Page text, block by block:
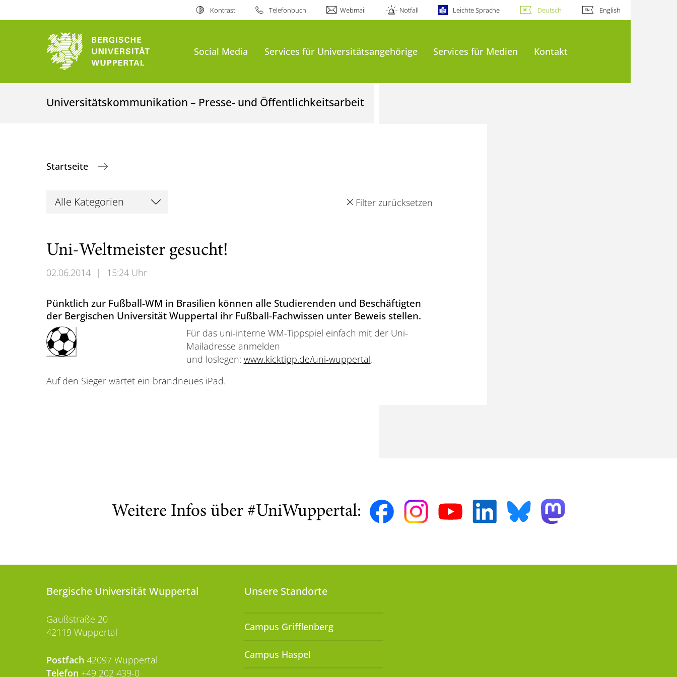
Kontrast Telefonbuch Webmail Notfall Leichte Sprache Deutsch English
Social Media Services für Universitätsangehörige Services für Medien Kontakt
Universitätskommunikation – Presse- und Öffentlichkeitsarbeit
Startseite
Filter zurücksetzen
Uni-Weltmeister gesucht!
02.06.2014 | 15:24 Uhr
Pünktlich zur Fußball-WM in Brasilien können alle Studierenden und Beschäftigten
der Bergischen Universität Wuppertal ihr Fußball-Fachwissen unter Beweis stellen.
Für das uni-interne WM-Tippspiel einfach mit der Uni-
Mailadresse anmelden
und loslegen: www.kicktipp.de/uni-wuppertal.
Auf den Sieger wartet ein brandneues iPad.
Weitere Infos über #UniWuppertal:
Bergische Universität Wuppertal
Gaußstraße 20
42119 Wuppertal
Postfach 42097 Wuppertal
Telefon +49 202 439-0
Unsere Standorte
Campus Grifflenberg
Campus Haspel